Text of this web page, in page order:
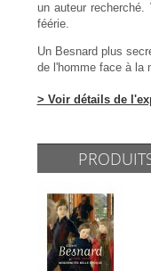
un auteur
féérie.
Un Besnard plus
de l'homme face à la
> Voir détails de